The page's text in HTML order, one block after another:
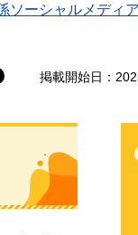
ソーシャルメディ
掲載開始日：